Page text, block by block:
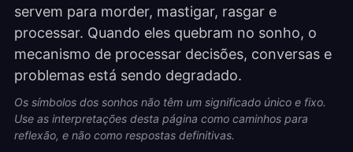
servem para morder, mastigar, rasgar e
processar. Quando eles quebram no sonho, o
mecanismo de processar decisões, conversas e
problemas está sendo degradado.
Os símbolos dos sonhos não têm um significado único e fixo.
Use as interpretações desta página como caminhos para
reflexão, e não como respostas definitivas.